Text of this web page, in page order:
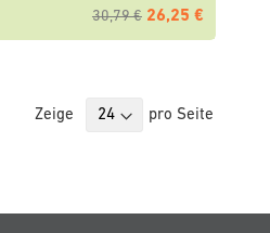
30,79 € 26,25 €
Zeige pro Seite